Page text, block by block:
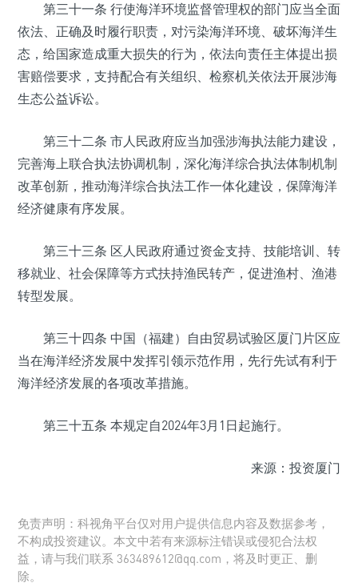
第三十一条 行使海洋环境监督管理权的部门应当全面
依法、正确及时履行职责，对污染海洋环境、破坏海洋生
态，给国家造成重大损失的行为，依法向责任主体提出损
害赔偿要求，支持配合有关组织、检察机关依法开展涉海
生态公益诉讼。
第三十二条 市人民政府应当加强涉海执法能力建设，
完善海上联合执法协调机制，深化海洋综合执法体制机制
改革创新，推动海洋综合执法工作一体化建设，保障海洋
经济健康有序发展。
第三十三条 区人民政府通过资金支持、技能培训、转
移就业、社会保障等方式扶持渔民转产，促进渔村、渔港
转型发展。
第三十四条 中国（福建）自由贸易试验区厦门片区应
当在海洋经济发展中发挥引领示范作用，先行先试有利于
海洋经济发展的各项改革措施。
第三十五条 本规定自2024年3月1日起施行。
来源：投资厦门
免责声明：科视角平台仅对用户提供信息内容及数据参考，
不构成投资建议。本文中若有来源标注错误或侵犯合法权
益，请与我们联系 363489612@qq.com，将及时更正、删
除。